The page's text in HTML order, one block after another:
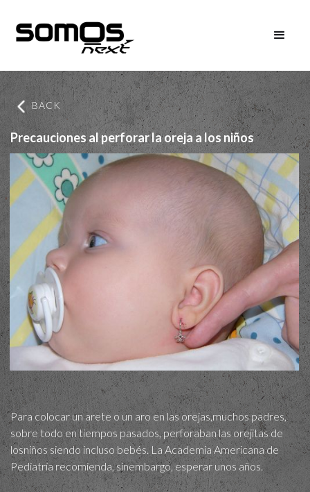
BACK
Precauciones al perforar la oreja a los niños
Para colocar un arete o un aro en las orejas,muchos padres,
sobre todo en tiempos pasados, perforaban las orejitas de
losniños siendo incluso bebés. La Academia Americana de
Pediatría recomienda, sinembargo, esperar unos años.